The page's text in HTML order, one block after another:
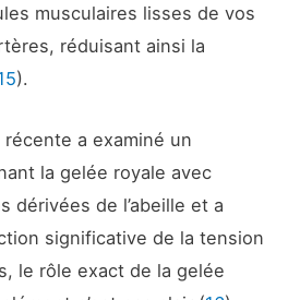
musculaires lisses de vos
réduisant ainsi la
).
a examiné un
la gelée royale avec
dérivées de l’abeille et a
significative de la tension
le rôle exact de la gelée